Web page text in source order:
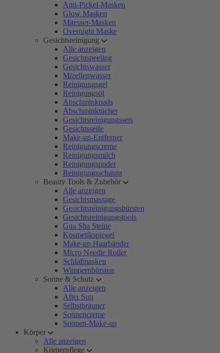
Anti-Pickel-Masken
Glow Masken
Mitesser-Masken
Overnight Maske
Gesichtsreinigung
Alle anzeigen
Gesichtspeeling
Gesichtswasser
Mizellenwasser
Reinigungsgel
Reinigungsöl
Abschminkpads
Abschminktücher
Gesichtsreinigungssets
Gesichtsseife
Make-up-Entferner
Reinigungscreme
Reinigungsmilch
Reinigungspuder
Reinigungsschaum
Beauty Tools & Zubehör
Alle anzeigen
Gesichtsmassage
Gesichtsreinigungsbürsten
Gesichtsreinigungstools
Gua Sha Steine
Kosmetikspiegel
Make-up Haarbänder
Micro Needle Roller
Schlafmasken
Wimpernbürsten
Sonne & Schutz
Alle anzeigen
After Sun
Selbstbräuner
Sonnencreme
Sonnen-Make-up
Körper
Alle anzeigen
Körperpflege